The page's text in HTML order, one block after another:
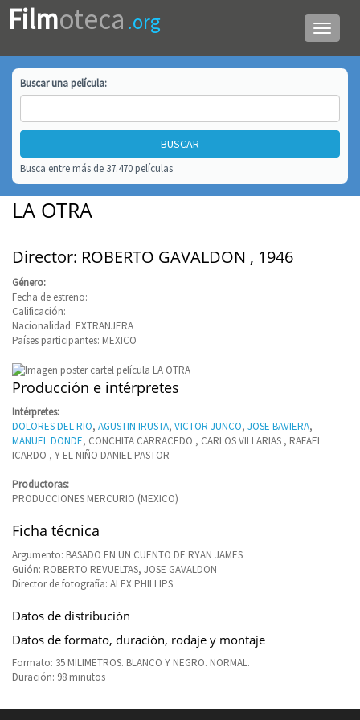
Menú
de
Filmoteca .org
Buscar unapelícula:
Busca entre más de 37.470 películas
LA OTRA
Director: ROBERTO GAVALDON , 1946
Género:
Fecha de estreno:
Calificación:
Nacionalidad: EXTRANJERA
Países participantes: MEXICO
Producción e intérpretes
Intérpretes:
DOLORES DEL RIO, AGUSTIN IRUSTA, VICTOR JUNCO, JOSE BAVIERA,
MANUEL DONDE, CONCHITA CARRACEDO , CARLOS VILLARIAS , RAFAEL
ICARDO , Y EL NIÑO DANIEL PASTOR
Productoras:
PRODUCCIONES MERCURIO (MEXICO)
Ficha técnica
Argumento: BASADO EN UN CUENTO DE RYAN JAMES
Guión: ROBERTO REVUELTAS, JOSE GAVALDON
Director de fotografía: ALEX PHILLIPS
Datos de distribución
Datos de formato, duración, rodaje y montaje
Formato: 35 MILIMETROS. BLANCO Y NEGRO. NORMAL.
Duración: 98 minutos